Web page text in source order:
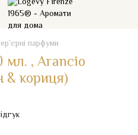
парфуми
мл. , Arancio
& кориця)